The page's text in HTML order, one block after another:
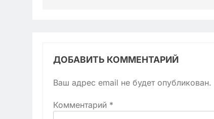
ДОБАВИТЬ КОММЕНТАРИЙ
Ваш адрес email не будет опубликован.
Комментарий *